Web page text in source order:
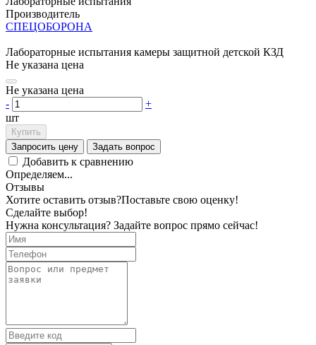
Производитель
СПЕЦОБОРОНА
Лабораторные испытания камеры защитной детской КЗД
Не указана цена
Не указана цена
-
+
шт
Купить
Запросить цену
Задать вопрос
Добавить к сравнению
Определяем...
Отзывы
Хотите оставить отзыв?Поставьте свою оценку!
Сделайте выбор!
Нужна консультация? Задайте вопрос прямо сейчас!